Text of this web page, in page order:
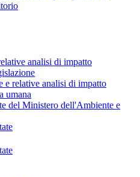
analisi di impatto
e relative analisi di impatto
umana
del Ministero dell'Ambiente e